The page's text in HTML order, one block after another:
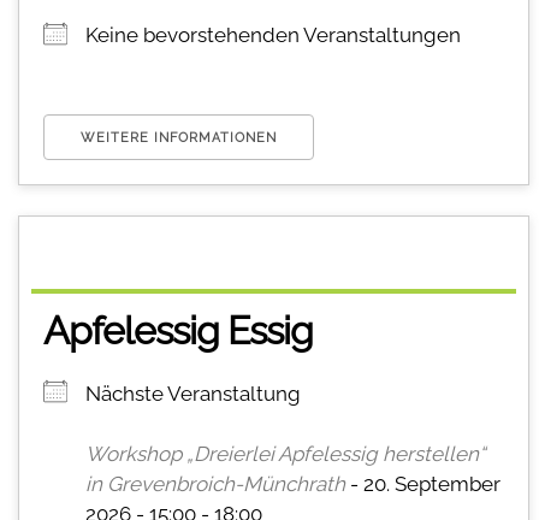
Keine bevorstehenden Veranstaltungen
WEITERE INFORMATIONEN
Apfelessig Essig
Nächste Veranstaltung
Workshop „Dreierlei Apfelessig herstellen“
in Grevenbroich-Münchrath- 20. September
2026 - 15:00 - 18:00